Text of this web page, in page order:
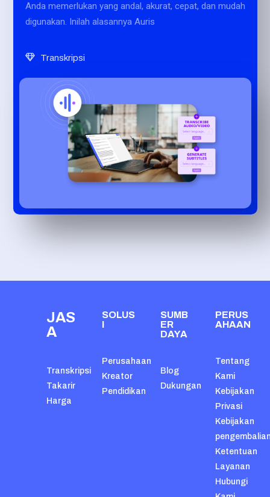
Anda memerlukan yang andal, akurat, cepat, dan mudah
digunakan. Inilah alasannya Auris
Transkripsi
JAS
A
Transkripsi
Takarir
Harga
SOLUS
I
Perusahaan
Kreator
Pendidikan
SUMB
ER
DAYA
Blog
Dukungan
PERUS
AHAAN
Tentang
Kami
Kebijakan
Privasi
Kebijakan
Ketentuan
Layanan
Hubungi